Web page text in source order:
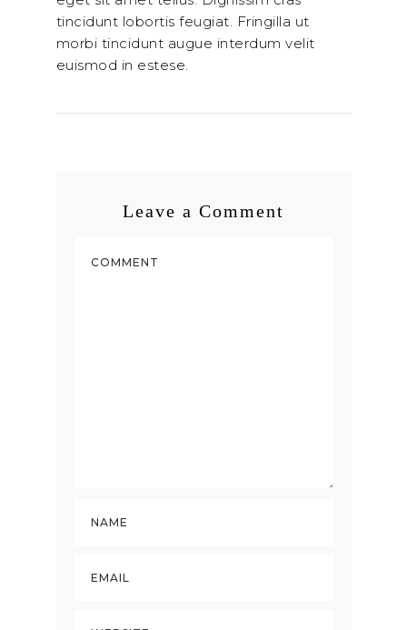
tincidunt lobortis feugiat. Fringilla ut
morbi tincidunt augue interdum velit
euismod in estese.
Leave a Comment